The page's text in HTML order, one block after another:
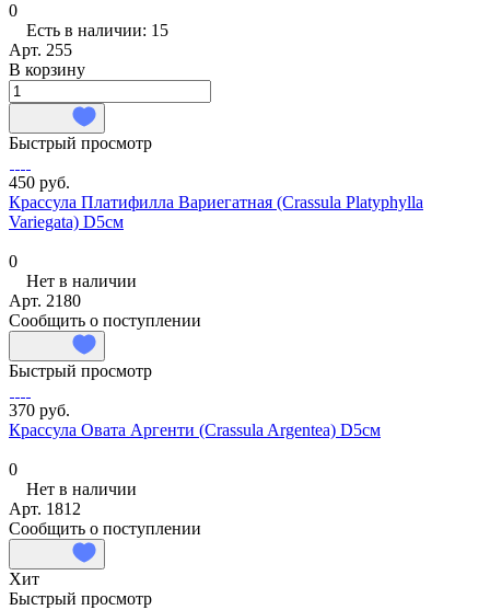
0
Есть в наличии: 15
Арт. 255
В корзину
Быстрый просмотр
450 руб.
Крассула Платифилла Вариегатная (Crassula Platyphylla
Variegata) D5см
0
Нет в наличии
Арт. 2180
Сообщить о поступлении
Быстрый просмотр
370 руб.
Крассула Овата Аргенти (Crassula Argentea) D5см
0
Нет в наличии
Арт. 1812
Сообщить о поступлении
Хит
Быстрый просмотр